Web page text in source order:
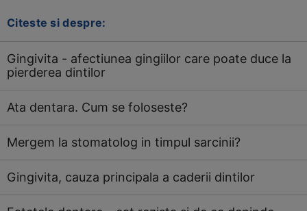
Citeste si despre:
Gingivita - afectiunea gingiilor care poate duce la
pierderea dintilor
Ata dentara. Cum se foloseste?
Mergem la stomatolog in timpul sarcinii?
Gingivita, cauza principala a caderii dintilor